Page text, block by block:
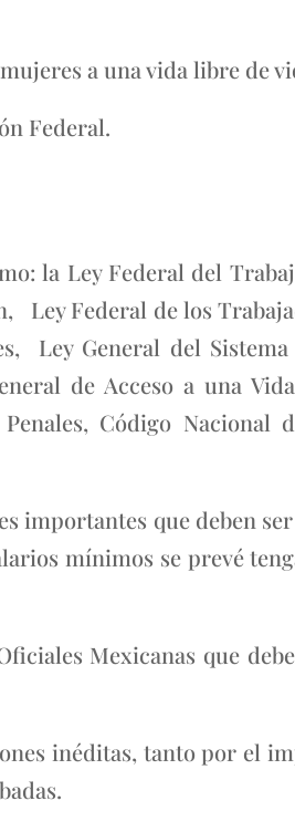
a una vida libre de
Federal.
la Ley Federal del
Ley Federal de los
Ley General del
de Acceso a una
Código Nacional
importantes que deben
mínimos se prevé
Mexicanas que
inéditas, tanto por el